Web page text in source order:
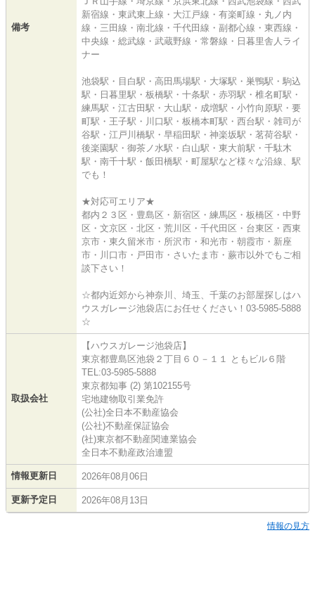
備考
新宿線・東武東上線・大江戸線・有楽町線・丸ノ内
線・三田線・南北線・千代田線・副都心線・東西線・
中央線・総武線・武蔵野線・常磐線・日暮里舎人ライ
ナー
池袋駅・目白駅・高田馬場駅・大塚駅・巣鴨駅・駒込
駅・日暮里駅・板橋駅・十条駅・赤羽駅・椎名町駅・
練馬駅・江古田駅・大山駅・成増駅・小竹向原駅・要
町駅・王子駅・川口駅・板橋本町駅・西台駅・雑司が
谷駅・江戸川橋駅・早稲田駅・神楽坂駅・茗荷谷駅・
後楽園駅・御茶ノ水駅・白山駅・東大前駅・千駄木
駅・南千十駅・飯田橋駅・町屋駅など様々な沿線、駅
でも！
★対応可エリア★
都内２３区・豊島区・新宿区・練馬区・板橋区・中野
区・文京区・北区・荒川区・千代田区・台東区・西東
京市・東久留米市・所沢市・和光市・朝霞市・新座
市・川口市・戸田市・さいたま市・蕨市以外でもご相
談下さい！
☆都内近郊から神奈川、埼玉、千葉のお部屋探しはハ
ウスガレージ池袋店にお任せください！03-5985-5888
☆
取扱会社
【ハウスガレージ池袋店】
東京都豊島区池袋２丁目６０－１１ ともビル６階
TEL:03-5985-5888
東京都知事 (2) 第102155号
宅地建物取引業免許
(公社)全日本不動産協会
(公社)不動産保証協会
(社)東京都不動産関連業協会
全日本不動産政治連盟
情報更新日 2026年08月06日
更新予定日 2026年08月13日
情報の見方